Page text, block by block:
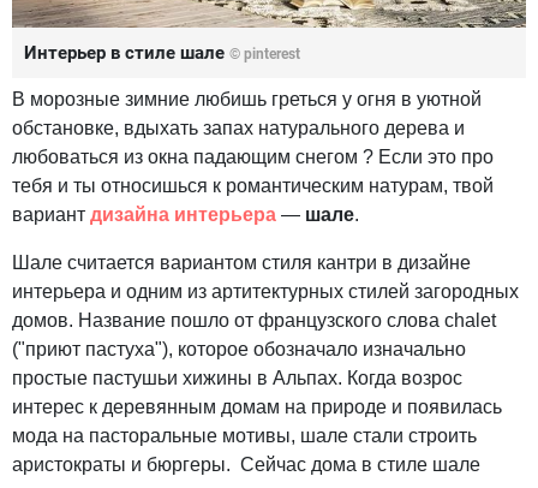
Интерьер в стиле шале © pinterest
В морозные зимние любишь греться у огня в уютной
обстановке, вдыхать запах натурального дерева и
любоваться из окна падающим снегом ? Если это про
тебя и ты относишься к романтическим натурам, твой
вариант дизайна интерьера — шале.
Шале считается вариантом стиля кантри в дизайне
интерьера и одним из артитектурных стилей загородных
домов. Название пошло от французского слова chalet
("приют пастуха"), которое обозначало изначально
простые пастушьи хижины в Альпах. Когда возрос
интерес к деревянным домам на природе и появилась
мода на пасторальные мотивы, шале стали строить
аристократы и бюргеры. Сейчас дома в стиле шале